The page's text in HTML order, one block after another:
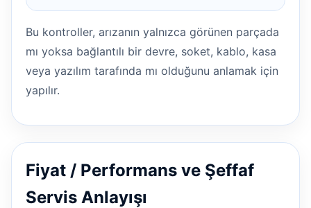
Bu kontroller, arızanın yalnızca görünen parçada
mı yoksa bağlantılı bir devre, soket, kablo, kasa
veya yazılım tarafında mı olduğunu anlamak için
yapılır.
Fiyat / Performans ve Şeffaf
Servis Anlayışı